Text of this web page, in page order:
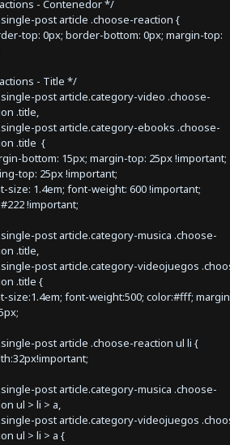
- Contenedor */
post article .choose-reaction {
top: 0px; border-bottom: 0px; margin-top:
- Title */
post article.category-video .choose-
.title,
post article.category-ebooks .choose-
.title {
bottom: 15px; margin-top: 25px !important;
top: 25px !important;
size: 1.4em; font-weight: 600 !important;
!important;
post article.category-musica .choose-
.title,
post article.category-videojuegos
.title {
size:1.4em; font-weight:500; color:#fff;
post article .choose-reaction ul li {
post article.category-musica .choose-
ul > li > a,
post article.category-videojuegos
ul > li > a {